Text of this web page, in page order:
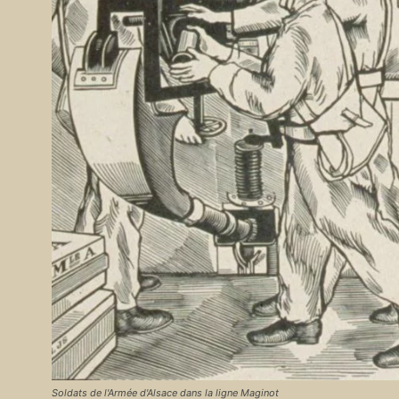
Soldats de l'Armée d'Alsace dans la ligne Maginot